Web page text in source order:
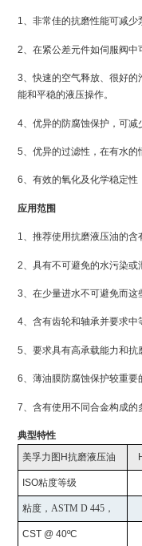
1、非常佳的抗磨性能可减少
2、在紧公差元件如伺服阀中
3、快速的空气释放、很好
能和平稳的液压操作。
4、优异的防腐蚀保护，可减
5、优异的过滤性，在有水的
6、有效的氧化及化学稳定性
应用范围
1、推荐使用抗磨液压油的含
2、具有不可避免的水污染或
3、在少量进水不可避免而这
4、含有齿轮和轴承并要求中
5、要求具有高承载能力和抗
6、薄油膜防腐蚀保护较重要
7、含有使用不同合金构成的
典型特性
美孚力图H抗磨液压油
ISO粘度等级
粘度，ASTM D 445 ，
CST @ 40ºC